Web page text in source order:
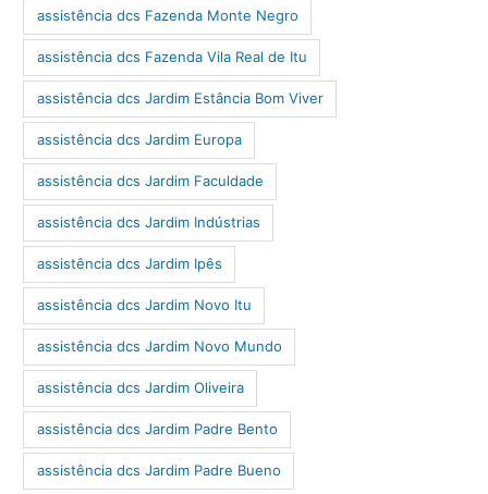
assistência dcs Fazenda Monte Negro
assistência dcs Fazenda Vila Real de Itu
assistência dcs Jardim Estância Bom Viver
assistência dcs Jardim Europa
assistência dcs Jardim Faculdade
assistência dcs Jardim Indústrias
assistência dcs Jardim Ipês
assistência dcs Jardim Novo Itu
assistência dcs Jardim Novo Mundo
assistência dcs Jardim Oliveira
assistência dcs Jardim Padre Bento
assistência dcs Jardim Padre Bueno